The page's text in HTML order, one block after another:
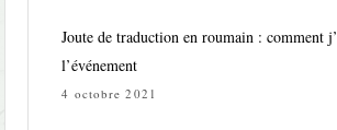
Joute de traduction en roumain : comment
l’événement
4 octobre 2021